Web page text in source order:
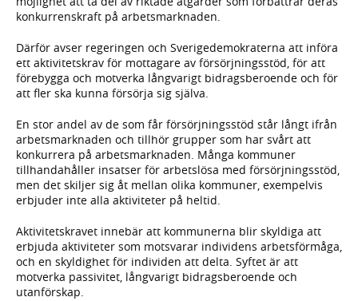
konkurrenskraft på arbets­marknaden.
Därför avser regeringen och Sverigedemokraterna att införa
ett aktivitetskrav för mottagare av försörjningsstöd, för att
förebygga och motverka långvarigt bidragsberoende och för
att fler ska kunna försörja sig själva.
En stor andel av de som får försörjningsstöd står långt ifrån
arbetsmarknaden och tillhör grupper som har svårt att
konkurrera på arbetsmarknaden. Många kommuner
tillhandahåller insatser för arbetslösa med försörjningsstöd,
men det skiljer sig åt mellan olika kommuner, exempelvis
erbjuder inte alla aktiviteter på heltid.
Aktivitetskravet innebär att kommunerna blir skyldiga att
erbjuda aktiviteter som motsvarar individens arbetsförmåga,
och en skyldighet för individen att delta. Syftet är att
motverka passivitet, långvarigt bidragsberoende och
utanförskap.